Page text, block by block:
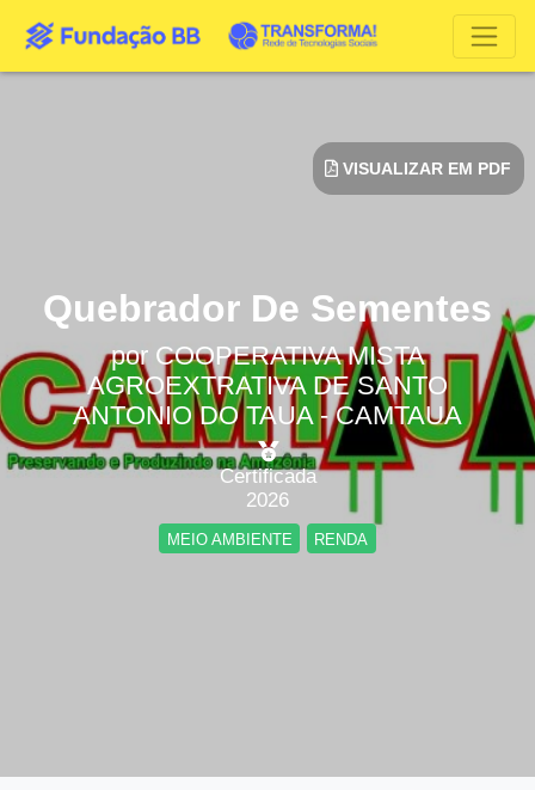
Quebrador De Sementes
por COOPERATIVA MISTA
AGROEXTRATIVA DE SANTO
ANTONIO DO TAUA - CAMTAUA
Certificada
2026
MEIO AMBIENTE RENDA
VISUALIZAR EM PDF